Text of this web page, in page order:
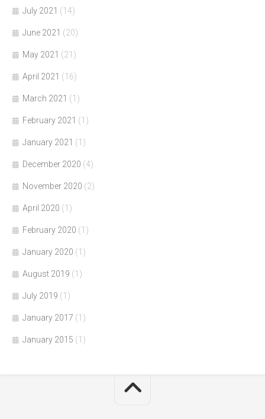
July 2021 (14)
June 2021 (20)
May 2021 (21)
April 2021 (16)
March 2021 (1)
February 2021 (1)
January 2021 (1)
December 2020 (4)
November 2020 (2)
April 2020 (1)
February 2020 (1)
January 2020 (1)
August 2019 (1)
July 2019 (1)
January 2017 (1)
January 2015 (1)